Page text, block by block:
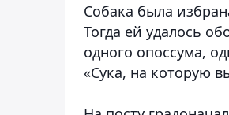
Собака была
Тогда ей удалось
одного опоссума,
«Сука, на которую